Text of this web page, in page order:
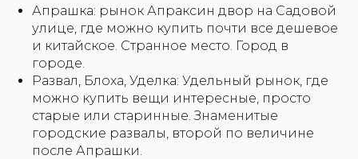
Апрашка: рынок Апраксин двор на Садовой
улице, где можно купить почти все дешевое
и китайское. Странное место. Город в
городе.
Развал, Блоха, Уделка: Удельный рынок, где
можно купить вещи интересные, просто
старые или старинные. Знаменитые
городские развалы, второй по величине
после Апрашки.